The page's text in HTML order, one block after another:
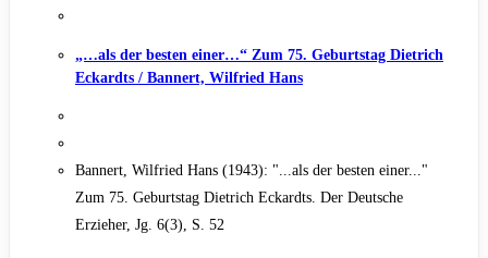
„…als der besten einer…“ Zum 75. Geburtstag Dietrich
Eckardts / Bannert, Wilfried Hans
Bannert, Wilfried Hans (1943): "...als der besten einer..."
Zum 75. Geburtstag Dietrich Eckardts. Der Deutsche
Erzieher, Jg. 6(3), S. 52